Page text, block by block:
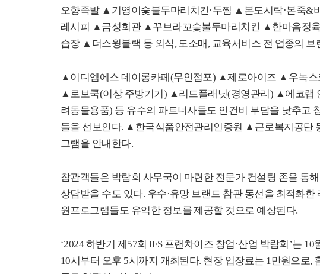
오향족발 ▲ 기영이숯불두마리치킨·두찜 ▲ 본도시락·본죽&
레시피 ▲금성회관 ▲꾸브라꼬숯불두마리치킨 ▲한마음정
습장 ▲ 더스윙블랙 등 외식,도소매 , 교육서비스 전 업종의
▲이디엠에스 데이롱카페 (무인점포) ▲제로아이즈 ▲ 우녹
▲로보쿡(이상 주방기기 ) ▲리드플래닛(경영관리 ) ▲에코랩
려동물용품) 등 유수의 파트너사들도 인건비 부담을 낮추고
들을 선보인다. ▲ 한국식품안전관리인증원 ▲ 근로복지공단
그램을 안내한다.
참관객들은 박람회 사무국이 마련한 전문가 컨설팅 존을 통
상담받을 수도 있다. 우수·유망 브랜드 참관 동선을 최적화한
원프로그램들도 유익한 정보를 제공할 것으로 예상된다.
‘2024하반기 제 57회IFS 프랜차이즈 창업 ·산업 박람회 ’는 10
10시부터 오후 5시까지 개최된다. 현장 입장료는 1만원으로,